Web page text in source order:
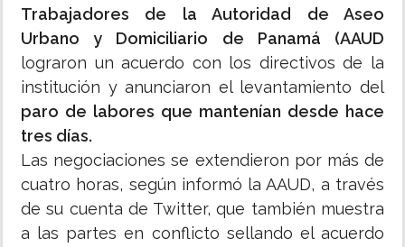
Trabajadores de la Autoridad de Aseo
Urbano y Domiciliario de Panamá (AAUD
lograron un acuerdo con los directivos de la
institución y anunciaron el levantamiento del
paro de labores que mantenían desde hace
tres días.
Las negociaciones se extendieron por más de
cuatro horas, según informó la AAUD, a través
de su cuenta de Twitter, que también muestra
a las partes en conflicto sellando el acuerdo